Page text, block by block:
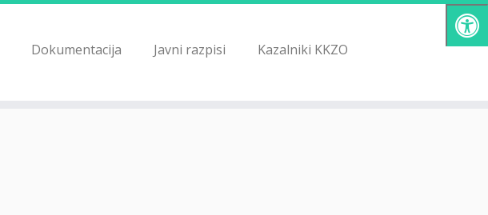
Dokumentacija Javni razpisi
Kazalniki KKZO